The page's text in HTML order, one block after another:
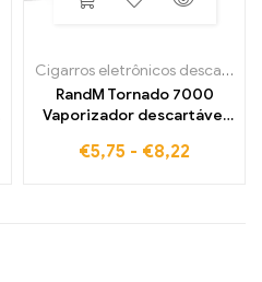
,Cigarros eletrônicos
Cigarros eletrônicos descartáveis
RandM Tornado 7000
Vaporizador descartável
€5,75 - €8,22